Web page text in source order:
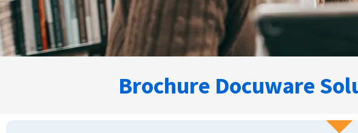
Brochure Docuware